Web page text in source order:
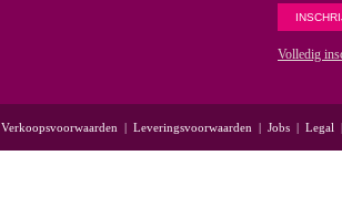
Volledig
Verkoopsvoorwaarden | Leveringsvoorwaarden | Jobs | Legal